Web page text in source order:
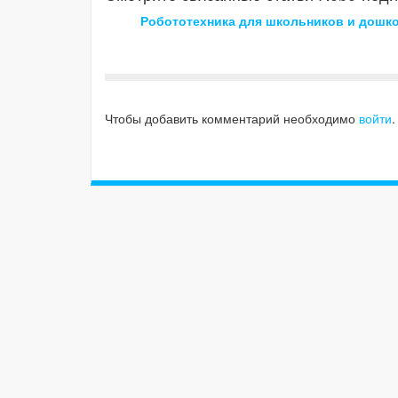
Робототехника для школьников и
Чтобы добавить комментарий необходимо войти.